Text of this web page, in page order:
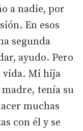
a nadie, por
En esos
segunda
ayudo. Pero
vida. Mi hija
tenía su
muchas
con él y se